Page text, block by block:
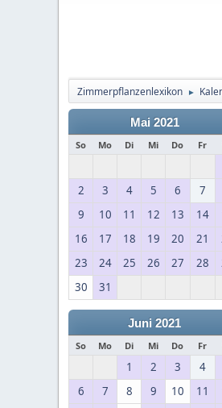
Zimmerpflanzenlexikon ►
Mai 2021
So Mo Di Mi Do Fr
2
3 4 5 6 7
9
10 11 12 13 14
16
17 18 19 20 21
23
24 25 26 27 28
30
31
Juni 2021
So Mo Di Mi Do Fr
1 2 3 4
6
7 8 9 10 11